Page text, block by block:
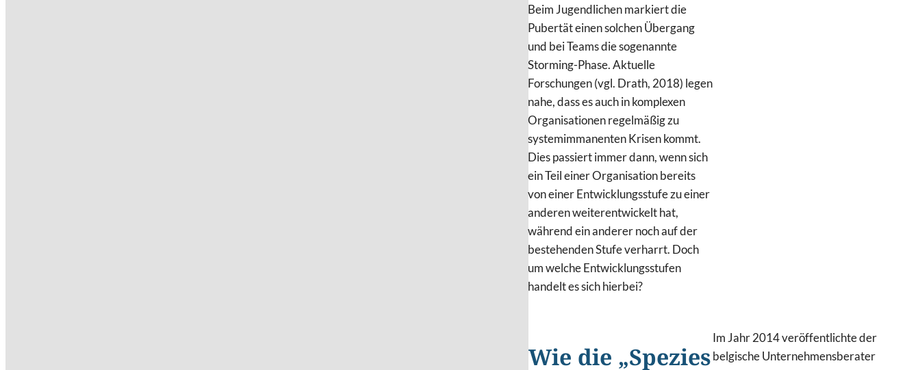
Beim Jugendlichen markiert die
Pubertät einen solchen Übergang
und bei Teams die sogenannte
Storming-Phase. Aktuelle
Forschungen (vgl. Drath, 2018) legen
nahe, dass es auch in komplexen
Organisationen regelmäßig zu
systemimmanenten Krisen kommt.
Dies passiert immer dann, wenn sich
ein Teil einer Organisation bereits
von einer Entwicklungsstufe zu einer
anderen weiterentwickelt hat,
während ein anderer noch auf der
bestehenden Stufe verharrt. Doch
um welche Entwicklungsstufen
handelt es sich hierbei?
Wie die „Spezies
Im Jahr 2014 veröffentlichte der
belgische Unternehmensberater